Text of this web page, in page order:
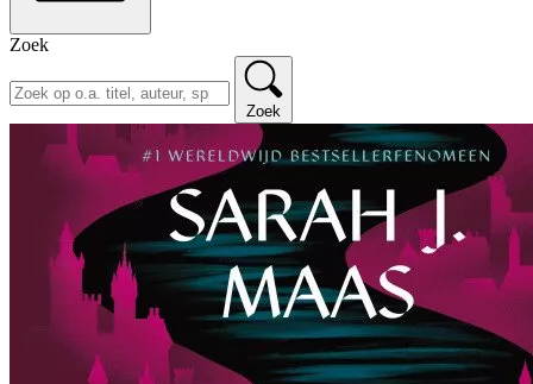
Zoek
Zoek